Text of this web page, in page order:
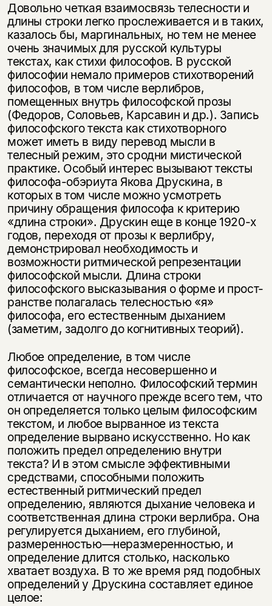
Довольно четкая взаимосвязь телесности и
длины строки легко прослеживается и в таких,
казалось бы, маргинальных, но тем не менее
очень значимых для русской культуры
текстах, как стихи философов. В русской
философии немало примеров стихотворений
философов, в том числе верлибров,
помещенных внутрь философской прозы
(Федоров, Соловьев, Карсавин и др.). Запись
философского текста как стихотворного
может иметь в виду перевод мысли в
телесный режим, это сродни мистической
практике. Особый интерес вызывают тексты
философа-обэриута Якова Друскина, в
которых в том числе можно усмотреть
причину обращения философа к критерию
«длина строки». Друскин еще в конце 1920-х
годов, переходя от прозы к верлибру,
демонст­рировал необходимость и
возможности ритмической репрезентации
философской мысли. Длина строки
философского высказывания о форме и прост­
ранстве полагалась телесностью «я»
философа, его естественным дыханием
(заметим, задолго до когнитивных теорий).
Любое определение, в том числе
философское, всегда несовершенно и
семантически неполно. Философский термин
отличается от научного прежде всего тем, что
он определяется только целым философским
текстом, и любое вырванное из текста
определение вырвано искусственно. Но как
положить предел определению внутри
текста? И в этом смысле эффективными
средствами, способными положить
естественный ритмический предел
определению, являются дыхание человека и
соответственная длина строки верлибра. Она
регулируется дыханием, его глубиной,
размеренностью—неразмеренностью, и
определение длится столько, насколько
хватает воздуха. В то же время ряд подобных
определений у Друскина составляет единое
целое: